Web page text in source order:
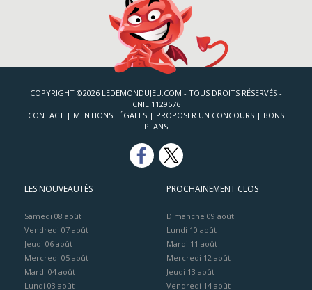
COPYRIGHT ©2026 LEDEMONDUJEU.COM - TOUS DROITS RÉSERVÉS -
CNIL 1129576
CONTACT | MENTIONS LÉGALES | PROPOSER UN CONCOURS | BONS
PLANS
LES NOUVEAUTÉS
Samedi 08 août
Vendredi 07 août
Jeudi 06 août
Mercredi 05 août
Mardi 04 août
Lundi 03 août
PROCHAINEMENT CLOS
Dimanche 09 août
Lundi 10 août
Mardi 11 août
Mercredi 12 août
Jeudi 13 août
Vendredi 14 août